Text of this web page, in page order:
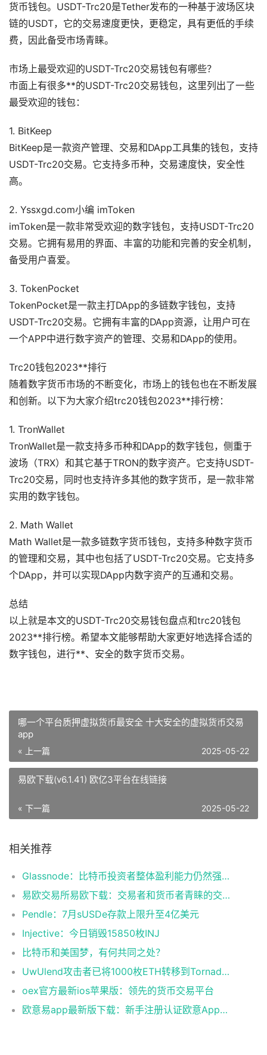
货币钱包。USDT-Trc20是Tether发布的一种基于波场区块
链的USDT，它的交易速度更快，更稳定，具有更低的手续
费，因此备受市场青睐。
市场上最受欢迎的USDT-Trc20交易钱包有哪些？
市面上有很多**的USDT-Trc20交易钱包，这里列出了一些
最受欢迎的钱包：
1. BitKeep
BitKeep是一款资产管理、交易和DApp工具集的钱包，支持
USDT-Trc20交易。它支持多币种，交易速度快，安全性
高。
2. Yssxgd.com小编 imToken
imToken是一款非常受欢迎的数字钱包，支持USDT-Trc20
交易。它拥有易用的界面、丰富的功能和完善的安全机制，
备受用户喜爱。
3. TokenPocket
TokenPocket是一款主打DApp的多链数字钱包，支持
USDT-Trc20交易。它拥有丰富的DApp资源，让用户可在
一个APP中进行数字资产的管理、交易和DApp的使用。
Trc20钱包2023**排行
随着数字货币市场的不断变化，市场上的钱包也在不断发展
和创新。以下为大家介绍trc20钱包2023**排行榜：
1. TronWallet
TronWallet是一款支持多币种和DApp的数字钱包，侧重于
波场（TRX）和其它基于TRON的数字资产。它支持USDT-
Trc20交易，同时也支持许多其他的数字货币，是一款非常
实用的数字钱包。
2. Math Wallet
Math Wallet是一款多链数字货币钱包，支持多种数字货币
的管理和交易，其中也包括了USDT-Trc20交易。它支持多
个DApp，并可以实现DApp内数字资产的互通和交易。
总结
以上就是本文的USDT-Trc20交易钱包盘点和trc20钱包
2023**排行榜。希望本文能够帮助大家更好地选择合适的
数字钱包，进行**、安全的数字货币交易。
哪一个平台质押虚拟货币最安全 十大安全的虚拟货币交易
app
« 上一篇 2025-05-22
易欧下载(v6.1.41) 欧亿3平台在线链接
« 下一篇 2025-05-22
相关推荐
Glassnode：比特币投资者整体盈利能力仍然强劲，更大的波动即将到来
易欧交易所易欧下载：交易者和货币者青睐的交易平台
Pendle：7月sUSDe存款上限升至4亿美元
Injective：今日销毁15850枚INJ
比特币和美国梦，有何共同之处？
UwUlend攻击者已将1000枚ETH转移到Tornado Cash
oex官方最新ios苹果版：领先的货币交易平台
欧意易app最新版下载：新手注册认证欧意App下载操作教程